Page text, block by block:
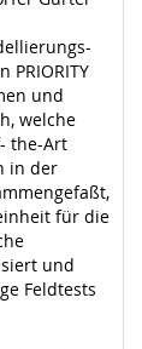
PRIORITY
und
welche
the-Art
in der
für die
und
Feldtests